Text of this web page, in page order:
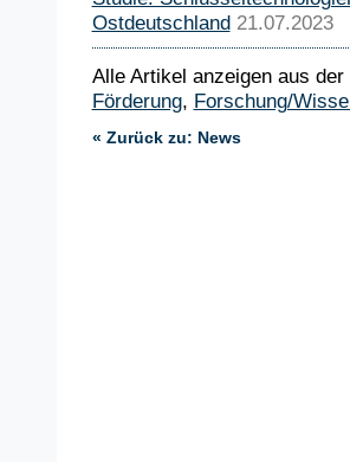
Ostdeutschland 21.07.2023
Alle Artikel anzeigen aus
Förderung, Forschung/
« Zurück zu: News